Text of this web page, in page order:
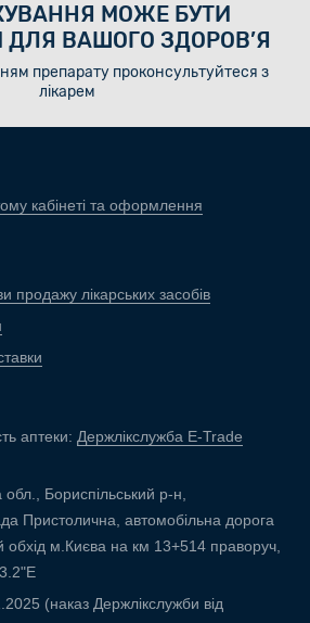
МОЖЕ БУТИ
ВАШОГО ЗДОРОВ’Я
препарату проконсультуйтеся з
лікарем
кабінеті та оформлення
продажу лікарських засобів
аптеки: Держлікслужба E-Trade
Бориспільський р-н,
Пристолична, автомобільна дорога
обхід м.Києва на км 13+514 праворуч,
(наказ Держлікслужби від